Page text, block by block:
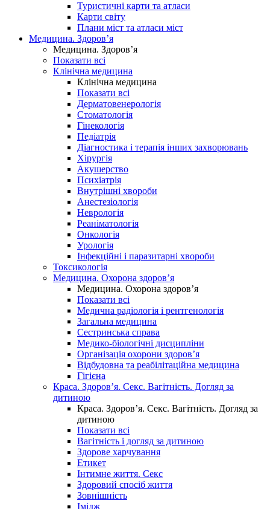
Туристичні карти та атласи
Карти світу
Плани міст та атласи міст
Медицина. Здоров’я
Медицина. Здоров’я
Показати всі
Клінічна медицина
Клінічна медицина
Показати всі
Дерматовенерологія
Стоматологія
Гінекологія
Педіатрія
Діагностика і терапія інших захворювань
Хірургія
Акушерство
Психіатрія
Внутрішні хвороби
Анестезіологія
Неврологія
Реаніматологія
Онкологія
Урологія
Інфекційні і паразитарні хвороби
Токсикологія
Медицина. Охорона здоров’я
Медицина. Охорона здоров’я
Показати всі
Медична радіологія і рентгенологія
Загальна медицина
Сестринська справа
Медико-біологічні дисципліни
Організація охорони здоров’я
Відбудовна та реабілітаційна медицина
Гігієна
Краса. Здоров’я. Секс. Вагітність. Догляд за
дитиною
Краса. Здоров’я. Секс. Вагітність. Догляд за
дитиною
Показати всі
Вагітність і догляд за дитиною
Здорове харчування
Етикет
Інтимне життя. Секс
Здоровий спосіб життя
Зовнішність
Імідж